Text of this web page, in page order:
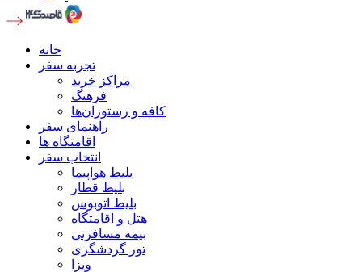
خانه
تجربه سفر
مراکز خرید
فرهنگ
کافه و رستوران‌ها
راهنمای سفر
اقامتگاه ها
انتخاب سفر
بلیط هواپیما
بلیط قطار
بلیط اتوبوس
هتل و اقامتگاه
بیمه مسافرتی
تور گردشگری
ویزا